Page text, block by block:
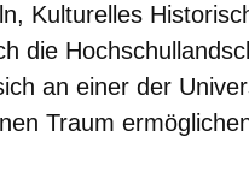
Kulturelles
die
an einer der
Traum